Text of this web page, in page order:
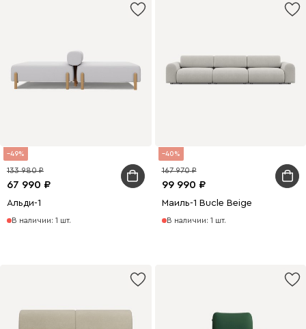
49
67 990
133 980
Альди-1
В наличии: 1 шт.
40
99 990
167 970
Маиль-1 Bucle Beige
В наличии: 1 шт.